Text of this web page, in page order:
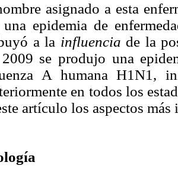
asignado a esta
epidemia de
a la influencia de la
se produjo una
A humana H1N1,
en todos los
artículo los aspectos